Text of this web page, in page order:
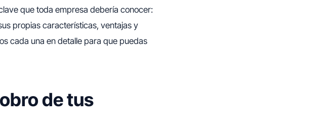
que toda empresa debería conocer:
propias características, ventajas y
cada una en detalle para que puedas
de tus